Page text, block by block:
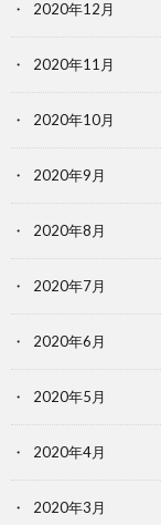
2020年12月
2020年11月
2020年10月
2020年9月
2020年8月
2020年7月
2020年6月
2020年5月
2020年4月
2020年3月